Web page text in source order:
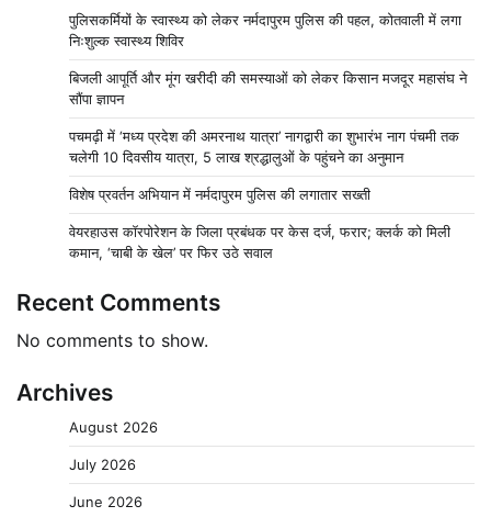
पुलिसकर्मियों के स्वास्थ्य को लेकर नर्मदापुरम पुलिस की पहल, कोतवाली में लगा
निःशुल्क स्वास्थ्य शिविर
बिजली आपूर्ति और मूंग खरीदी की समस्याओं को लेकर किसान मजदूर महासंघ ने
सौंपा ज्ञापन
पचमढ़ी में ‘मध्य प्रदेश की अमरनाथ यात्रा’ नागद्वारी का शुभारंभ नाग पंचमी तक
चलेगी 10 दिवसीय यात्रा, 5 लाख श्रद्धालुओं के पहुंचने का अनुमान
विशेष प्रवर्तन अभियान में नर्मदापुरम पुलिस की लगातार सख्ती
वेयरहाउस कॉरपोरेशन के जिला प्रबंधक पर केस दर्ज, फरार; क्लर्क को मिली
कमान, ‘चाबी के खेल’ पर फिर उठे सवाल
Recent Comments
No comments to show.
Archives
August 2026
July 2026
June 2026